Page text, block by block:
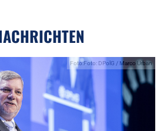
Foto:Foto: DPolG / Marco Urban